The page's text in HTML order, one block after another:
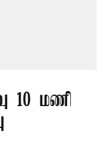
10 மணி